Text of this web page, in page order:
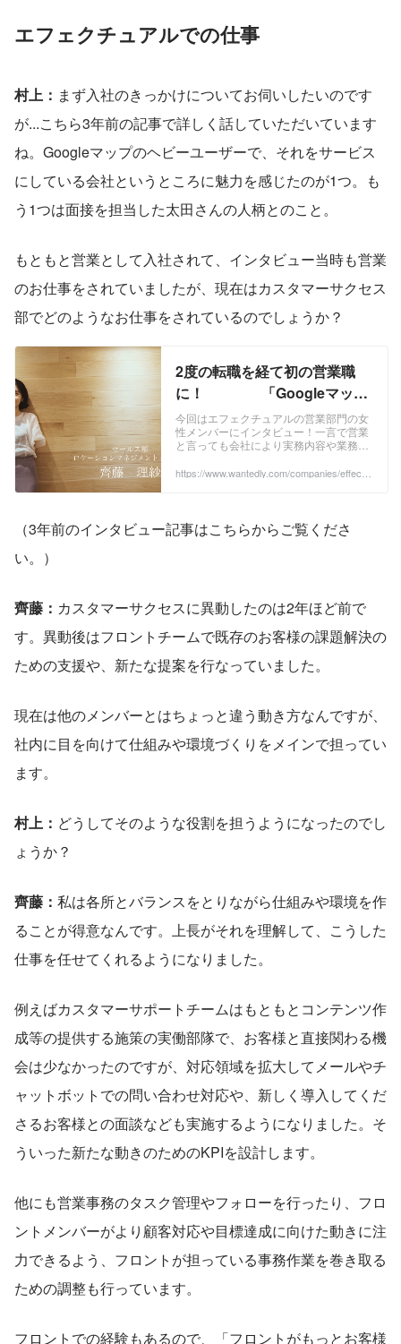
エフェクチュアルでの仕事
村上： まず入社のきっかけについてお伺いしたいのです
が...こちら3年前の記事で詳しく話していただいています
ね。Googleマップのヘビーユーザーで、それをサービス
にしている会社というところに魅力を感じたのが1つ。も
う1つは面接を担当した太田さんの人柄とのこと。
もともと営業として入社されて、インタビュー当時も営業
のお仕事をされていましたが、現在はカスタマーサクセス
部でどのようなお仕事をされているのでしょうか？
2度の転職を経て初の営業職
に！ 「Googleマッ
プ」愛を仕事にした代理店セ
ールス担当 | 株式会社エフェク
チュアル
今回はエフェクチュアルの営業部門の女
性メンバーにインタビュー！一言で営業
と言っても会社により実務内容や業務範
員、齊藤さんにお話を聞いてみました！
https://www.wantedly.com/companies/effectu
（3年前のインタビュー記事はこちらからご覧くださ
い。）
齊藤： カスタマーサクセスに異動したのは2年ほど前で
す。異動後はフロントチームで既存のお客様の課題解決の
ための支援や、新たな提案を行なっていました。
現在は他のメンバーとはちょっと違う動き方なんですが、
社内に目を向けて仕組みや環境づくりをメインで担ってい
ます。
村上： どうしてそのような役割を担うようになったのでし
ょうか？
齊藤： 私は各所とバランスをとりながら仕組みや環境を作
ることが得意なんです。上長がそれを理解して、こうした
仕事を任せてくれるようになりました。
例えばカスタマーサポートチームはもともとコンテンツ作
成等の提供する施策の実働部隊で、お客様と直接関わる機
会は少なかったのですが、対応領域を拡大してメールやチ
ャットボットでの問い合わせ対応や、新しく導入してくだ
さるお客様との面談なども実施するようになりました。そ
ういった新たな動きのためのKPIを設計します。
他にも営業事務のタスク管理やフォローを行ったり、フロ
ントメンバーがより顧客対応や目標達成に向けた動きに注
力できるよう、フロントが担っている事務作業を巻き取る
ための調整も行っています。
フロントでの経験もあるので、「フロントがもっとお客様